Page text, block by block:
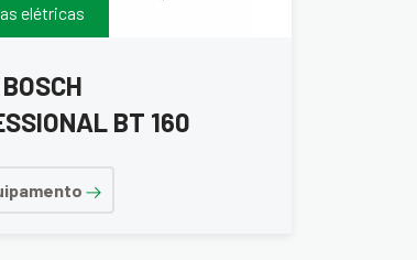
elétricas
BT 160